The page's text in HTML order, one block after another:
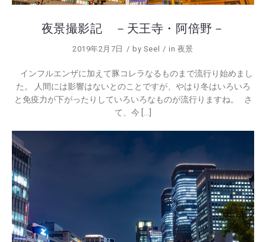
夜景撮影記 －天王寺・阿倍野－
2019年2月7日 by Seel in 夜景
インフルエンザに加えて豚コレラなるものまで流行り始めまし
た。 人間には影響はないとのことですが、やはり冬はいろいろ
と免疫力が下がったりしていろいろなものが流行りますね。 さ
て、今 […]